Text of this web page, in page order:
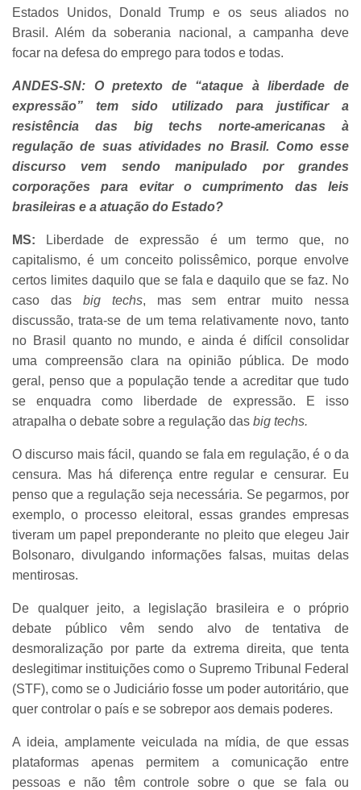
Estados Unidos, Donald Trump e os seus aliados no
Brasil. Além da soberania nacional, a campanha deve
focar na defesa do emprego para todos e todas.
ANDES-SN: O pretexto de “ataque à liberdade de
expressão” tem sido utilizado para justificar a
resistência das big techs norte-americanas à
regulação de suas atividades no Brasil. Como esse
discurso vem sendo manipulado por grandes
corporações para evitar o cumprimento das leis
brasileiras e a atuação do Estado?
MS: Liberdade de expressão é um termo que, no
capitalismo, é um conceito polissêmico, porque envolve
certos limites daquilo que se fala e daquilo que se faz. No
caso das big techs, mas sem entrar muito nessa
discussão, trata-se de um tema relativamente novo, tanto
no Brasil quanto no mundo, e ainda é difícil consolidar
uma compreensão clara na opinião pública. De modo
geral, penso que a população tende a acreditar que tudo
se enquadra como liberdade de expressão. E isso
atrapalha o debate sobre a regulação das big techs.
O discurso mais fácil, quando se fala em regulação, é o da
censura. Mas há diferença entre regular e censurar. Eu
penso que a regulação seja necessária. Se pegarmos, por
exemplo, o processo eleitoral, essas grandes empresas
tiveram um papel preponderante no pleito que elegeu Jair
Bolsonaro, divulgando informações falsas, muitas delas
mentirosas.
De qualquer jeito, a legislação brasileira e o próprio
debate público vêm sendo alvo de tentativa de
desmoralização por parte da extrema direita, que tenta
deslegitimar instituições como o Supremo Tribunal Federal
(STF), como se o Judiciário fosse um poder autoritário, que
quer controlar o país e se sobrepor aos demais poderes.
A ideia, amplamente veiculada na mídia, de que essas
plataformas apenas permitem a comunicação entre
pessoas e não têm controle sobre o que se fala ou